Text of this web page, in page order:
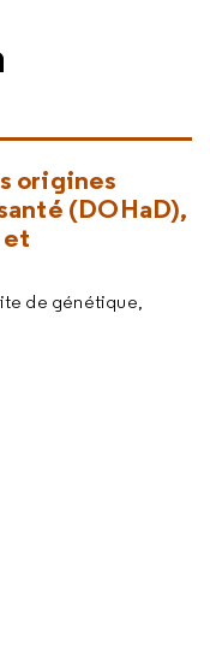
origines
(DOHaD),
de génétique,